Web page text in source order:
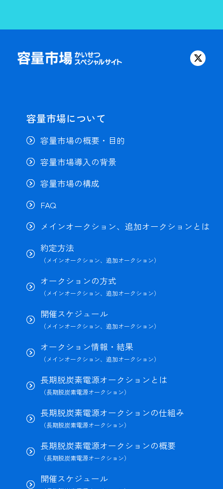
容量市場について
容量市場の概要・目的
容量市場導入の背景
容量市場の構成
FAQ
メインオークション、追加オークションとは
約定方法
（メインオークション、追加オークション）
オークションの方式
（メインオークション、追加オークション）
開催スケジュール
（メインオークション、追加オークション）
オークション情報・結果
（メインオークション、追加オークション）
長期脱炭素電源オークションとは
（長期脱炭素電源オークション）
長期脱炭素電源オークションの仕組み
（長期脱炭素電源オークション）
長期脱炭素電源オークションの概要
（長期脱炭素電源オークション）
開催スケジュール